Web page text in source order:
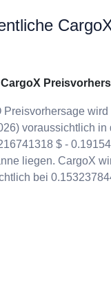
Preisvorhersage wird
voraussichtlich in
$ -
liegen. CargoX
bei